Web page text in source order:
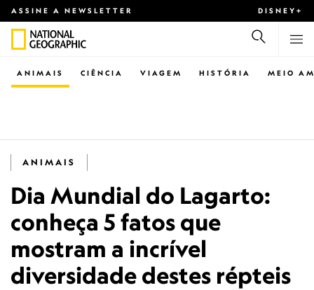
ASSINE A NEWSLETTER DISNEY+
CIÊNCIA VIAGEM
ANIMAIS HISTÓRIA MEIO
ANIMAIS
Dia Mundial do Lagarto:
conheça 5 fatos que
mostram a incrível
diversidade destes répteis